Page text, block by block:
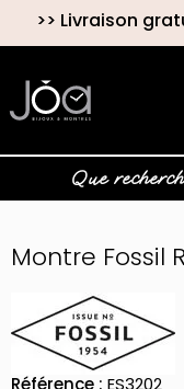
>> Livraison
Montre Fossil
Référence : ES3202